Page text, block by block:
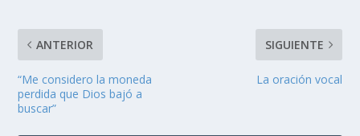
ANTERIOR
“Me considero la moneda
perdida que Dios bajó a
buscar”
SIGUIENTE
La oración vocal